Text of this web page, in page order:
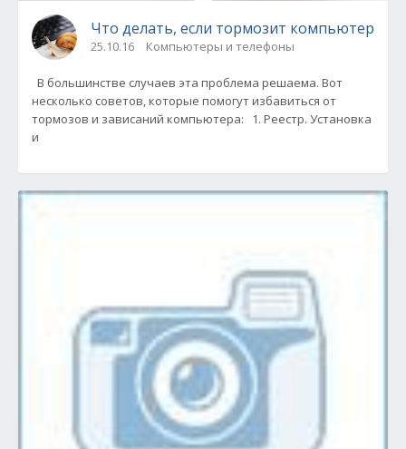
Что делать, если тормозит компьютер
25.10.16 Компьютеры и телефоны
В большинстве случаев эта проблема решаема. Вот
несколько советов, которые помогут избавиться от
тормозов и зависаний компьютера: 1. Реестр. Установка
и